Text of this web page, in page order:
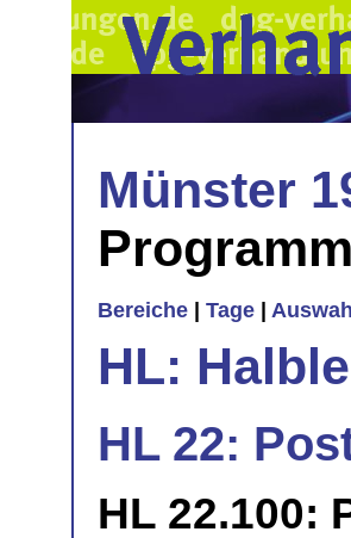
Münster
Programm
Bereiche Tage Auswahl
HL:
HL 22:
HL 22.100: